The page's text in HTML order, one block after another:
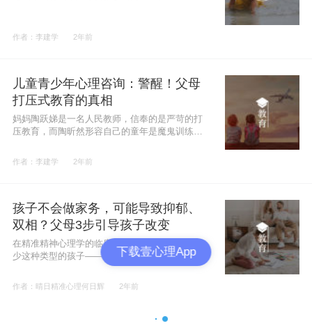
作者：李建学 2年前
儿童青少年心理咨询：警醒！父母
打压式教育的真相
妈妈陶跃娣是一名人民教师，信奉的是严苛的打
压教育，而陶昕然形容自己的童年是魔鬼训练
作者：李建学 2年前
孩子不会做家务，可能导致抑郁、
双相？父母3步引导孩子改变
在精准精神心理学的临床诊疗中，我们接诊过不
少这种类型的孩子——学习成绩一度很好，脑瓜
子也很聪明，但生活自理能力弱。别说做饭了，
就连简单地手洗一件衣服，他们也很可能不会。
作者：晴日精准心理何日辉 2年前
下载壹心理App